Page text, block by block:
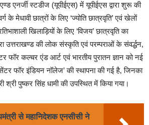
एनर्जी स्टडीज (यूपीईएस) में यूपीईएस द्वारा शुरू की
मेधावी छात्रों के लिए ‘ज्योति छात्रवृति’ एवं खेलों
खिलाड़ियों के लिए ‘विजय’ छात्रवृति का
उत्तराखण्ड की लोक संस्कृति एवं परम्पराओं के संवर्द्धन,
फॉर कल्चर एंड आर्ट एवं भारतीय पुरातन ज्ञान को नई
फॉर इंडियन नॉलेज’ की स्थापना की गई है, जिनका
श्री पुष्कर सिंह धामी की उपस्थित में किया गया।
से महानिदेशक एनसीसी ने